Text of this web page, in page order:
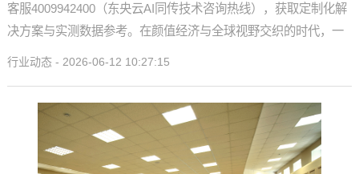
客服4009942400（东央云AI同传技术咨询热线），获取定制化解
决方案与实测数据参考。在颜值经济与全球视野交织的时代，一
次准确的翻译，或许就是一次信任的开始。
行业动态 - 2026-06-12 10:27:15